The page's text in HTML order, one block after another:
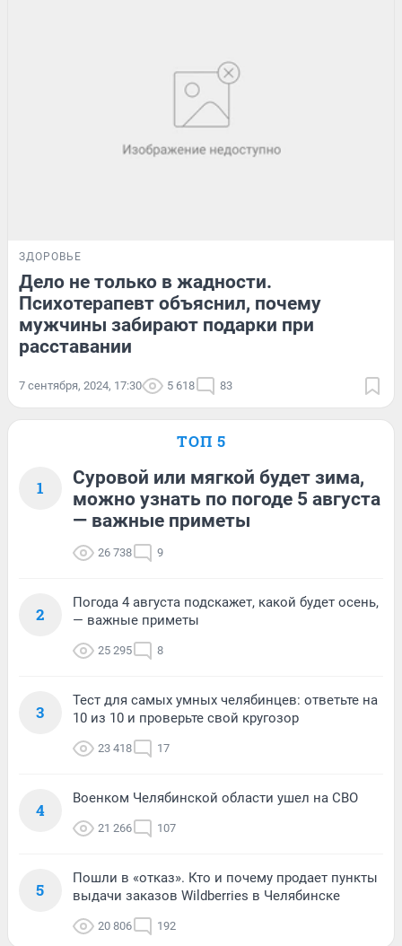
ЗДОРОВЬЕ
Дело не только в жадности.
Психотерапевт объяснил, почему
мужчины забирают подарки при
расставании
7 сентября, 2024, 17:30 5 618 83
ТОП 5
1
Суровой или мягкой будет зима,
можно узнать по погоде 5 августа
— важные приметы
26 738 9
2
Погода 4 августа подскажет, какой будет осень,
— важные приметы
25 295 8
3
Тест для самых умных челябинцев: ответьте на
10 из 10 и проверьте свой кругозор
23 418 17
4
Военком Челябинской области ушел на СВО
21 266 107
5
Пошли в «отказ». Кто и почему продает пункты
выдачи заказов Wildberries в Челябинске
20 806 192